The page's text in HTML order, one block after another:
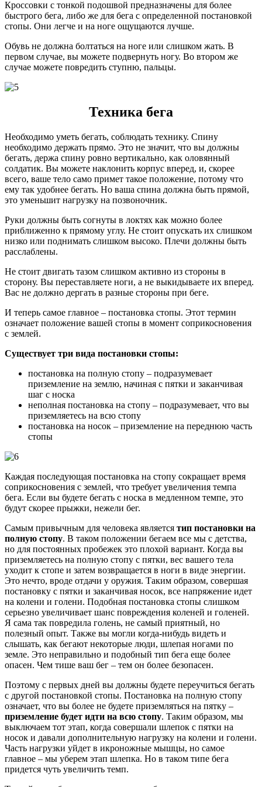
Кроссовки с тонкой подошвой предназначены для более
быстрого бега, либо же для бега с определенной постановкой
стопы. Они легче и на ноге ощущаются лучше.
Обувь не должна болтаться на ноге или слишком жать. В
первом случае, вы можете подвернуть ногу. Во втором же
случае можете повредить ступню, пальцы.
Техника бега
Необходимо уметь бегать, соблюдать технику. Спину
необходимо держать прямо. Это не значит, что вы должны
бегать, держа спину ровно вертикально, как оловянный
солдатик. Вы можете наклонить корпус вперед, и, скорее
всего, ваше тело само примет такое положение, потому что
ему так удобнее бегать. Но ваша спина должна быть прямой,
это уменьшит нагрузку на позвоночник.
Руки должны быть согнуты в локтях как можно более
приближенно к прямому углу. Не стоит опускать их слишком
низко или поднимать слишком высоко. Плечи должны быть
расслаблены.
Не стоит двигать тазом слишком активно из стороны в
сторону. Вы переставляете ноги, а не выкидываете их вперед.
Вас не должно дергать в разные стороны при беге.
И теперь самое главное – постановка стопы. Этот термин
означает положение вашей стопы в момент соприкосновения
с землей.
Существует три вида постановки стопы:
постановка на полную стопу – подразумевает
приземление на землю, начиная с пятки и заканчивая
шаг с носка
неполная постановка на стопу – подразумевает, что вы
приземляетесь на всю стопу
постановка на носок – приземление на переднюю часть
стопы
Каждая последующая постановка на стопу сокращает время
соприкосновения с землей, что требует увеличения темпа
бега. Если вы будете бегать с носка в медленном темпе, это
будут скорее прыжки, нежели бег.
Самым привычным для человека является тип постановки на
полную стопу. В таком положении бегаем все мы с детства,
но для постоянных пробежек это плохой вариант. Когда вы
приземляетесь на полную стопу с пятки, вес вашего тела
уходит к стопе и затем возвращается в ноги в виде энергии.
Это нечто, вроде отдачи у оружия. Таким образом, совершая
постановку с пятки и заканчивая носок, все напряжение идет
на колени и голени. Подобная постановка стопы слишком
серьезно увеличивает шанс повреждения коленей и голеней.
Я сама так повредила голень, не самый приятный, но
полезный опыт. Также вы могли когда-нибудь видеть и
слышать, как бегают некоторые люди, шлепая ногами по
земле. Это неправильно и подобный тип бега еще более
опасен. Чем тише ваш бег – тем он более безопасен.
Поэтому с первых дней вы должны будете переучиться бегать
с другой постановкой стопы. Постановка на полную стопу
означает, что вы более не будете приземляться на пятку –
приземление будет идти на всю стопу. Таким образом, мы
выключаем тот этап, когда совершали шлепок с пятки на
носок и давали дополнительную нагрузку на колени и голени.
Часть нагрузки уйдет в икроножные мышцы, но самое
главное – мы уберем этап шлепка. Но в таком типе бега
придется чуть увеличить темп.